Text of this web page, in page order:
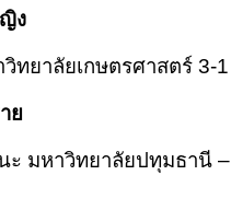
ง
ทยาลัยเกษตรศาสตร์ 3-
ย
ะ มหาวิทยาลัยปทุมธานี